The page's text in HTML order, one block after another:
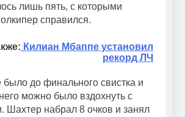
лишь пять, с которыми
справился.
Килиан Мбаппе установил
рекорд ЛЧ
до финального свистка и
можно было вздохнуть с
Шахтер набрал 8 очков и занял